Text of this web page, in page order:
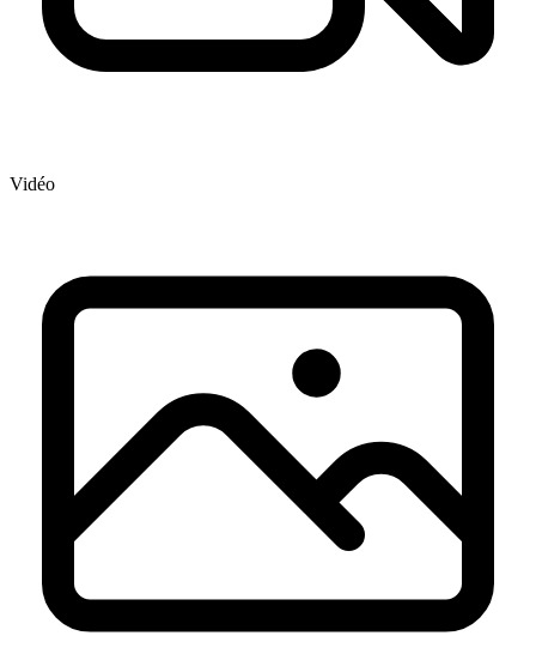
Vidéo